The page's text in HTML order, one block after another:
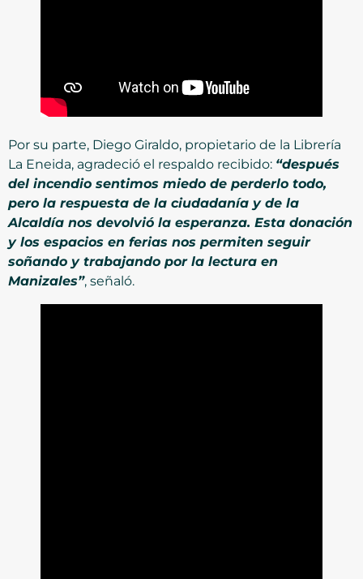
Por su parte, Diego Giraldo, propietario de la Librería
La Eneida, agradeció el respaldo recibido: “después
del incendio sentimos miedo de perderlo todo,
pero la respuesta de la ciudadanía y de la
Alcaldía nos devolvió la esperanza. Esta donación
y los espacios en ferias nos permiten seguir
soñando y trabajando por la lectura en
Manizales”, señaló.